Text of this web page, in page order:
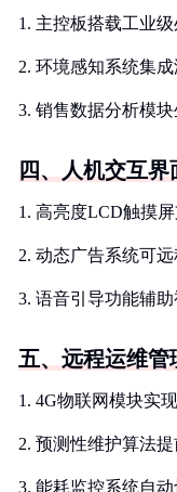
1. 主控板搭载工业
2. 环境感知系统集
3. 销售数据分析模
四、人机交互界
1. 高亮度LCD触摸
2. 动态广告系统可
3. 语音引导功能辅
五、远程运维管
1. 4G物联网模块实
2. 预测性维护算法
3. 能耗监控系统自